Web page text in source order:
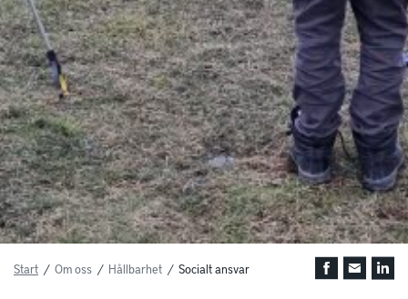
Start / Om oss / Hållbarhet / Socialt ansvar